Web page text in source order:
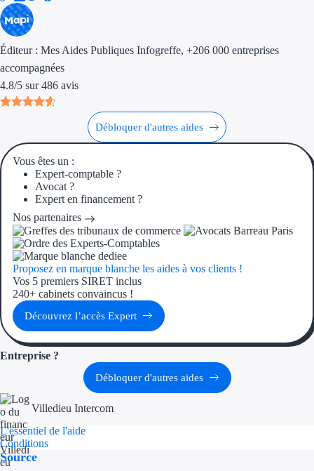
Aides Région
Aides Région
Aides Région
Régions de I à P
Aides Région
Aides Région
Aides Région
Éditeur : Mes Aides Publiques Infogreffe, +206 000 entreprises
accompagnées
4.8/5 sur 486 avis
Débloquer d'autres aides
Vous êtes un :
Expert-comptable ?
Avocat ?
Expert en financement ?
Nos partenaires
Proposez en marque blanche les aides à vos clients !
Vos 5 premiers SIRET inclus
240+ cabinets convaincus !
Découvrez l’accès Expert
Entreprise ?
Débloquer d'autres aides
Villedieu Intercom
L'essentiel de l'aide
Conditions
Source